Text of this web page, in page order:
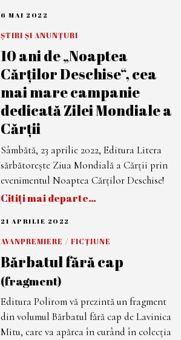
6 MAI 2022
A
2
0
2
ȘTIRI ȘI ANUNȚURI
10 ani de „Noaptea
Cărților Deschise“, cea
mai mare campanie
dedicată Zilei Mondiale a
Cărții
Sâmbătă, 23 aprilie 2022, Editura Litera
sărbătorește Ziua Mondială a Cărții prin
evenimentul Noaptea Cărților Deschise!
Citiți mai departe…
21 APRILIE 2022
A
R
I
2
2
2
AVANPREMIERE / FICȚIUNE
Bărbatul fără cap
(fragment)
Editura Polirom vă prezintă un fragment
din volumul Bărbatul fără cap de Lavinica
Mitu, care va apărea în curând în colecţia